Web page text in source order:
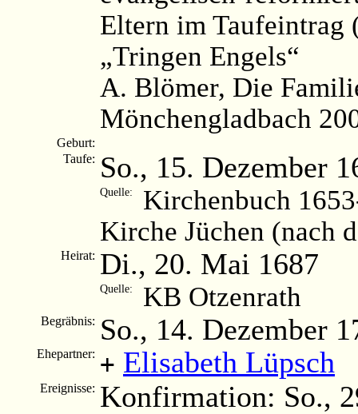
Eltern im Taufeintrag
„Tringen Engels“
A. Blömer, Die
Mönchengladbach
Geburt:
Taufe: So., 15. Dezember
Quelle:
Kirchenbuch
Kirche Jüchen (nach
Heirat: Di., 20. Mai 1687
Quelle: KB Otzenrath
Begräbnis: So., 14. Dezember
Ehepartner: + Elisabeth Lüpsch
Ereignisse: Konfirmation: So.,